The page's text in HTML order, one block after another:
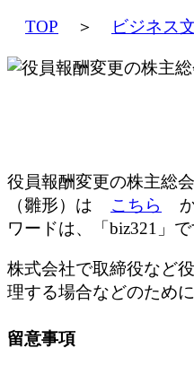
TOP ＞ ビジネス
役員報酬変更の株主総
（雛形）は
こちら
ワードは、「biz321」で
株式会社で取締役など
理する場合などのため
留意事項